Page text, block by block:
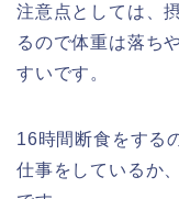
注意点としては、
るので体重は落ち
すいです。
16時間断食をする
仕事をしているか